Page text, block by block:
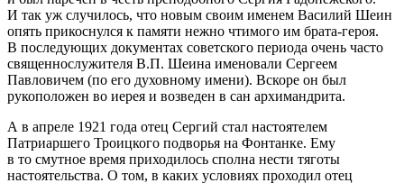
И так уж случилось, что новым своим именем Василий Шеин
опять прикоснулся к памяти нежно чтимого им брата-героя.
В последующих документах советского периода очень часто
священнослужителя В.П. Шеина именовали Сергеем
Павловичем (по его духовному имени). Вскоре он был
рукоположен во иерея и возведен в сан архимандрита.
А в апреле 1921 года отец Сергий стал настоятелем
Патриаршего Троицкого подворья на Фонтанке. Ему
в то смутное время приходилось сполна нести тяготы
настоятельства. О том, в каких условиях проходил отец